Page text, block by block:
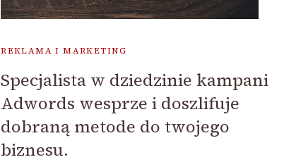
REKLAMA I MARKETING
Specjalista w dziedzinie kampani
Adwords wesprze i doszlifuje
dobraną metode do twojego
biznesu.